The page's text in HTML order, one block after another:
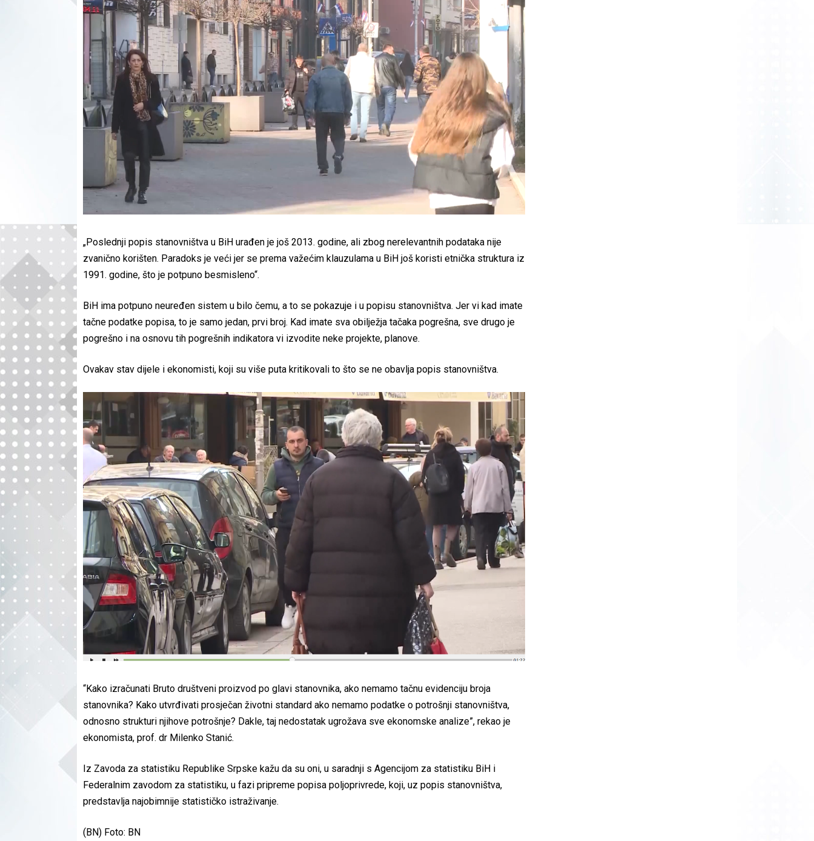
„Poslednji popis stanovništva u BiH urađen je još 2013. godine, ali zbog nerelevantnih podataka nije
zvanično korišten. Paradoks je veći jer se prema važećim klauzulama u BiH još koristi etnička struktura iz
1991. godine, što je potpuno besmisleno“.
BiH ima potpuno neuređen sistem u bilo čemu, a to se pokazuje i u popisu stanovništva. Jer vi kad imate
tačne podatke popisa, to je samo jedan, prvi broj. Kad imate sva obilježja tačaka pogrešna, sve drugo je
pogrešno i na osnovu tih pogrešnih indikatora vi izvodite neke projekte, planove.
Ovakav stav dijele i ekonomisti, koji su više puta kritikovali to što se ne obavlja popis stanovništva.
“Kako izračunati Bruto društveni proizvod po glavi stanovnika, ako nemamo tačnu evidenciju broja
stanovnika? Kako utvrđivati prosječan životni standard ako nemamo podatke o potrošnji stanovništva,
odnosno strukturi njihove potrošnje? Dakle, taj nedostatak ugrožava sve ekonomske analize”, rekao je
ekonomista, prof. dr Milenko Stanić.
Iz Zavoda za statistiku Republike Srpske kažu da su oni, u saradnji s Agencijom za statistiku BiH i
Federalnim zavodom za statistiku, u fazi pripreme popisa poljoprivrede, koji, uz popis stanovništva,
predstavlja najobimnije statističko istraživanje.
(BN) Foto: BN